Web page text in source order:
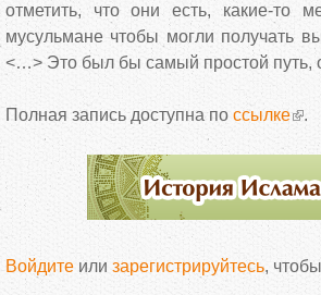
отметить, что они есть, какие-то
мусульмане чтобы могли получать
<…> Это был бы самый простой путь,
Полная запись доступна по ссылке .
Войдите или зарегистрируйтесь,